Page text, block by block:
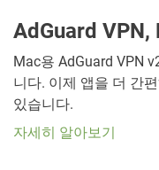
AdGuard
Mac용 AdGuard VPN
니다. 이제 앱을 더 간
있습니다.
자세히 알아보기